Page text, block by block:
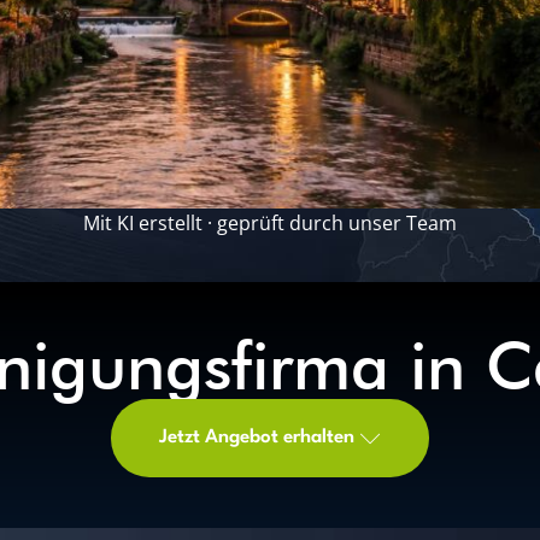
Mit KI erstellt · geprüft durch unser Team
in
Jetzt Angebot erhalten